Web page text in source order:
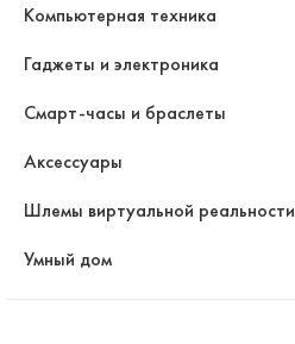
Компьютерная техника
Гаджеты и электроника
Смарт-часы и браслеты
Аксессуары
Шлемы виртуальной реальности
Умный дом